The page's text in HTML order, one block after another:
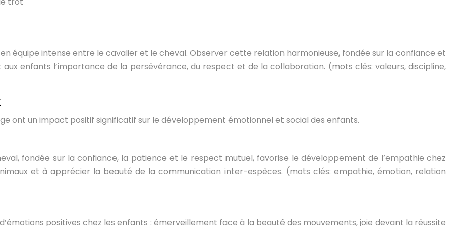
équipe intense entre le cavalier et le cheval. Observer cette relation harmonieuse, fondée sur la confiance et
enfants l’importance de la persévérance, du respect et de la collaboration. (mots clés: valeurs, discipline,
ont un impact positif significatif sur le développement émotionnel et social des enfants.
fondée sur la confiance, la patience et le respect mutuel, favorise le développement de l’empathie chez
et à apprécier la beauté de la communication inter-espèces. (mots clés: empathie, émotion, relation
positives chez les enfants : émerveillement face à la beauté des mouvements, joie devant la réussite